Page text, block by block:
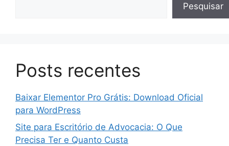
Pesquisar
Posts recentes
Baixar Elementor Pro Grátis: Download Oficial
para WordPress
Site para Escritório de Advocacia: O Que
Precisa Ter e Quanto Custa